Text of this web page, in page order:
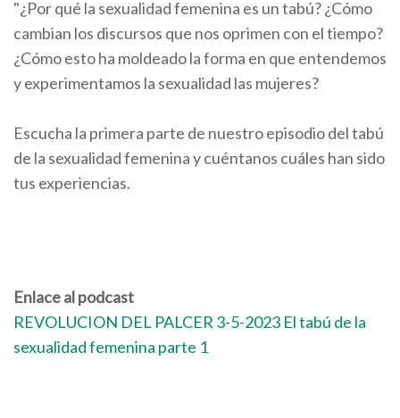
"¿Por qué la sexualidad femenina es un tabú? ¿Cómo
cambian los discursos que nos oprimen con el tiempo?
¿Cómo esto ha moldeado la forma en que entendemos
y experimentamos la sexualidad las mujeres?
Escucha la primera parte de nuestro episodio del tabú
de la sexualidad femenina y cuéntanos cuáles han sido
tus experiencias.
Enlace al podcast
REVOLUCION DEL PALCER 3-5-2023 El tabú de la
sexualidad femenina parte 1